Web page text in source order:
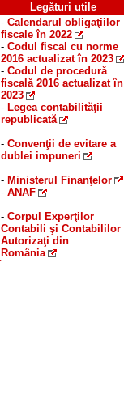
Legături utile
- Calendarul obligaţiilor
fiscale în 2022
- Codul fiscal cu norme
2016 actualizat în 2023
- Codul de procedură
fiscală 2016 actualizat în
2023
- Legea contabilităţii
republicată
- Convenţii de evitare a
dublei impuneri
- Ministerul Finanţelor
- ANAF
- Corpul Experţilor
Contabili şi Contabililor
Autorizaţi din
România